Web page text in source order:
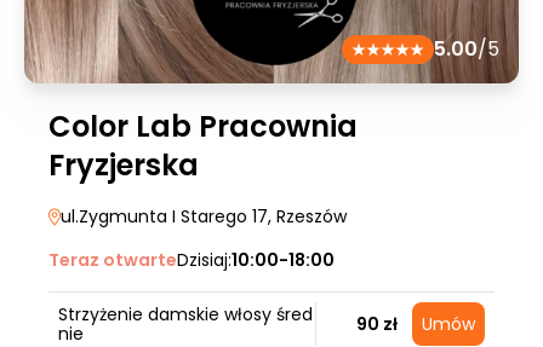
5.00/5
Color Lab Pracownia
Fryzjerska
ul.Zygmunta I Starego 17, Rzeszów
Teraz otwarteDzisiaj:10:00-18:00
Strzyżenie damskie włosy śred
nie
90 zł Umów